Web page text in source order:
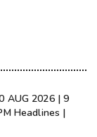
AUG 2026 | 9
Headlines |